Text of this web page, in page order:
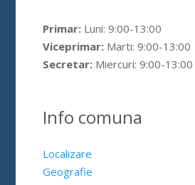
Primar:Luni: 9:00-13:00
Viceprimar:Marti: 9:00-13:00
Secretar:Miercuri: 9:00-13:00
Info comuna
Localizare
Geografie